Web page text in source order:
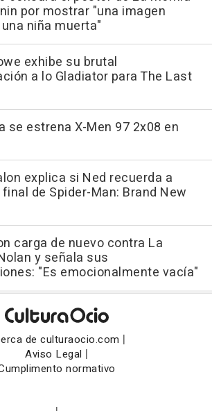
por mostrar "una imagen
niña muerta"
exhibe su brutal
a lo Gladiator para The Last
se estrena X-Men 97 2x08 en
explica si Ned recuerda a
de Spider-Man: Brand New
carga de nuevo contra La
y señala sus
"Es emocionalmente vacía"
de culturaocio.com |
Aviso Legal |
normativo